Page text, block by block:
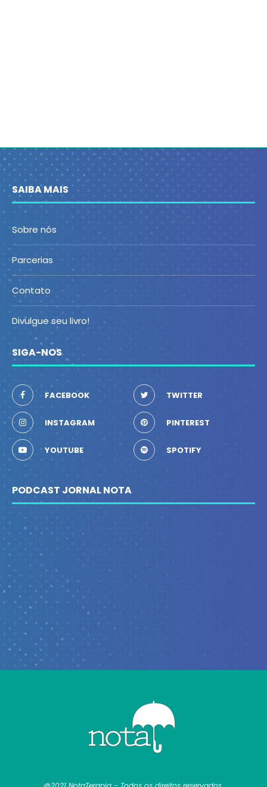
SAIBA MAIS
Sobre nós
Parcerias
Contato
Divulgue seu livro!
SIGA-NOS
FACEBOOK TWITTER
INSTAGRAM PINTEREST
YOUTUBE SPOTIFY
PODCAST JORNAL NOTA